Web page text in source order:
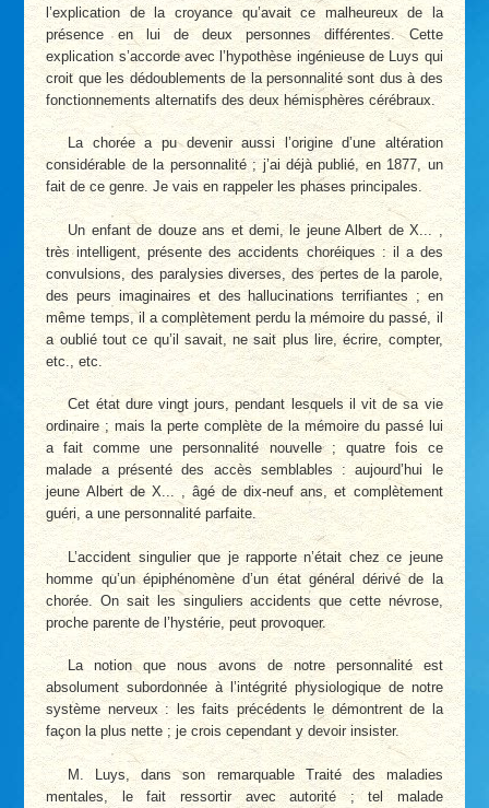
l’explication de la croyance qu’avait ce malheureux de la
présence en lui de deux personnes différentes. Cette
explication s’accorde avec l’hypothèse ingénieuse de Luys qui
croit que les dédoublements de la personnalité sont dus à des
fonctionnements alternatifs des deux hémisphères cérébraux.
La chorée a pu devenir aussi l’origine d’une altération
considérable de la personnalité ; j’ai déjà publié, en 1877, un
fait de ce genre. Je vais en rappeler les phases principales.
Un enfant de douze ans et demi, le jeune Albert de X... ,
très intelligent, présente des accidents choréiques : il a des
convulsions, des paralysies diverses, des pertes de la parole,
des peurs imaginaires et des hallucinations terrifiantes ; en
même temps, il a complètement perdu la mémoire du passé, il
a oublié tout ce qu’il savait, ne sait plus lire, écrire, compter,
etc., etc.
Cet état dure vingt jours, pendant lesquels il vit de sa vie
ordinaire ; mais la perte complète de la mémoire du passé lui
a fait comme une personnalité nouvelle ; quatre fois ce
malade a présenté des accès semblables : aujourd’hui le
jeune Albert de X... , âgé de dix-neuf ans, et complètement
guéri, a une personnalité parfaite.
L’accident singulier que je rapporte n’était chez ce jeune
homme qu’un épiphénomène d’un état général dérivé de la
chorée. On sait les singuliers accidents que cette névrose,
proche parente de l’hystérie, peut provoquer.
La notion que nous avons de notre personnalité est
absolument subordonnée à l’intégrité physiologique de notre
système nerveux : les faits précédents le démontrent de la
façon la plus nette ; je crois cependant y devoir insister.
M. Luys, dans son remarquable Traité des maladies
mentales, le fait ressortir avec autorité ; tel malade